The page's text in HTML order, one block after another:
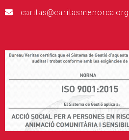
caritas@caritasmenorca.org